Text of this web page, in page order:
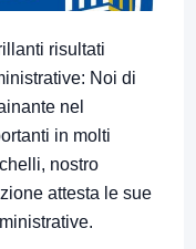
risultati
Noi di
nel
in molti
nostro
attesta le sue